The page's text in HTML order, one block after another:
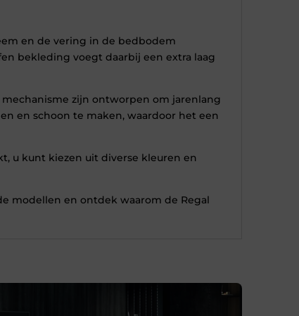
en de vering in de bedbodem
bekleding voegt daarbij een extra laag
zijn ontworpen om jarenlang
en schoon te maken, waardoor het een
u kunt kiezen uit diverse kleuren en
modellen en ontdek waarom de Regal